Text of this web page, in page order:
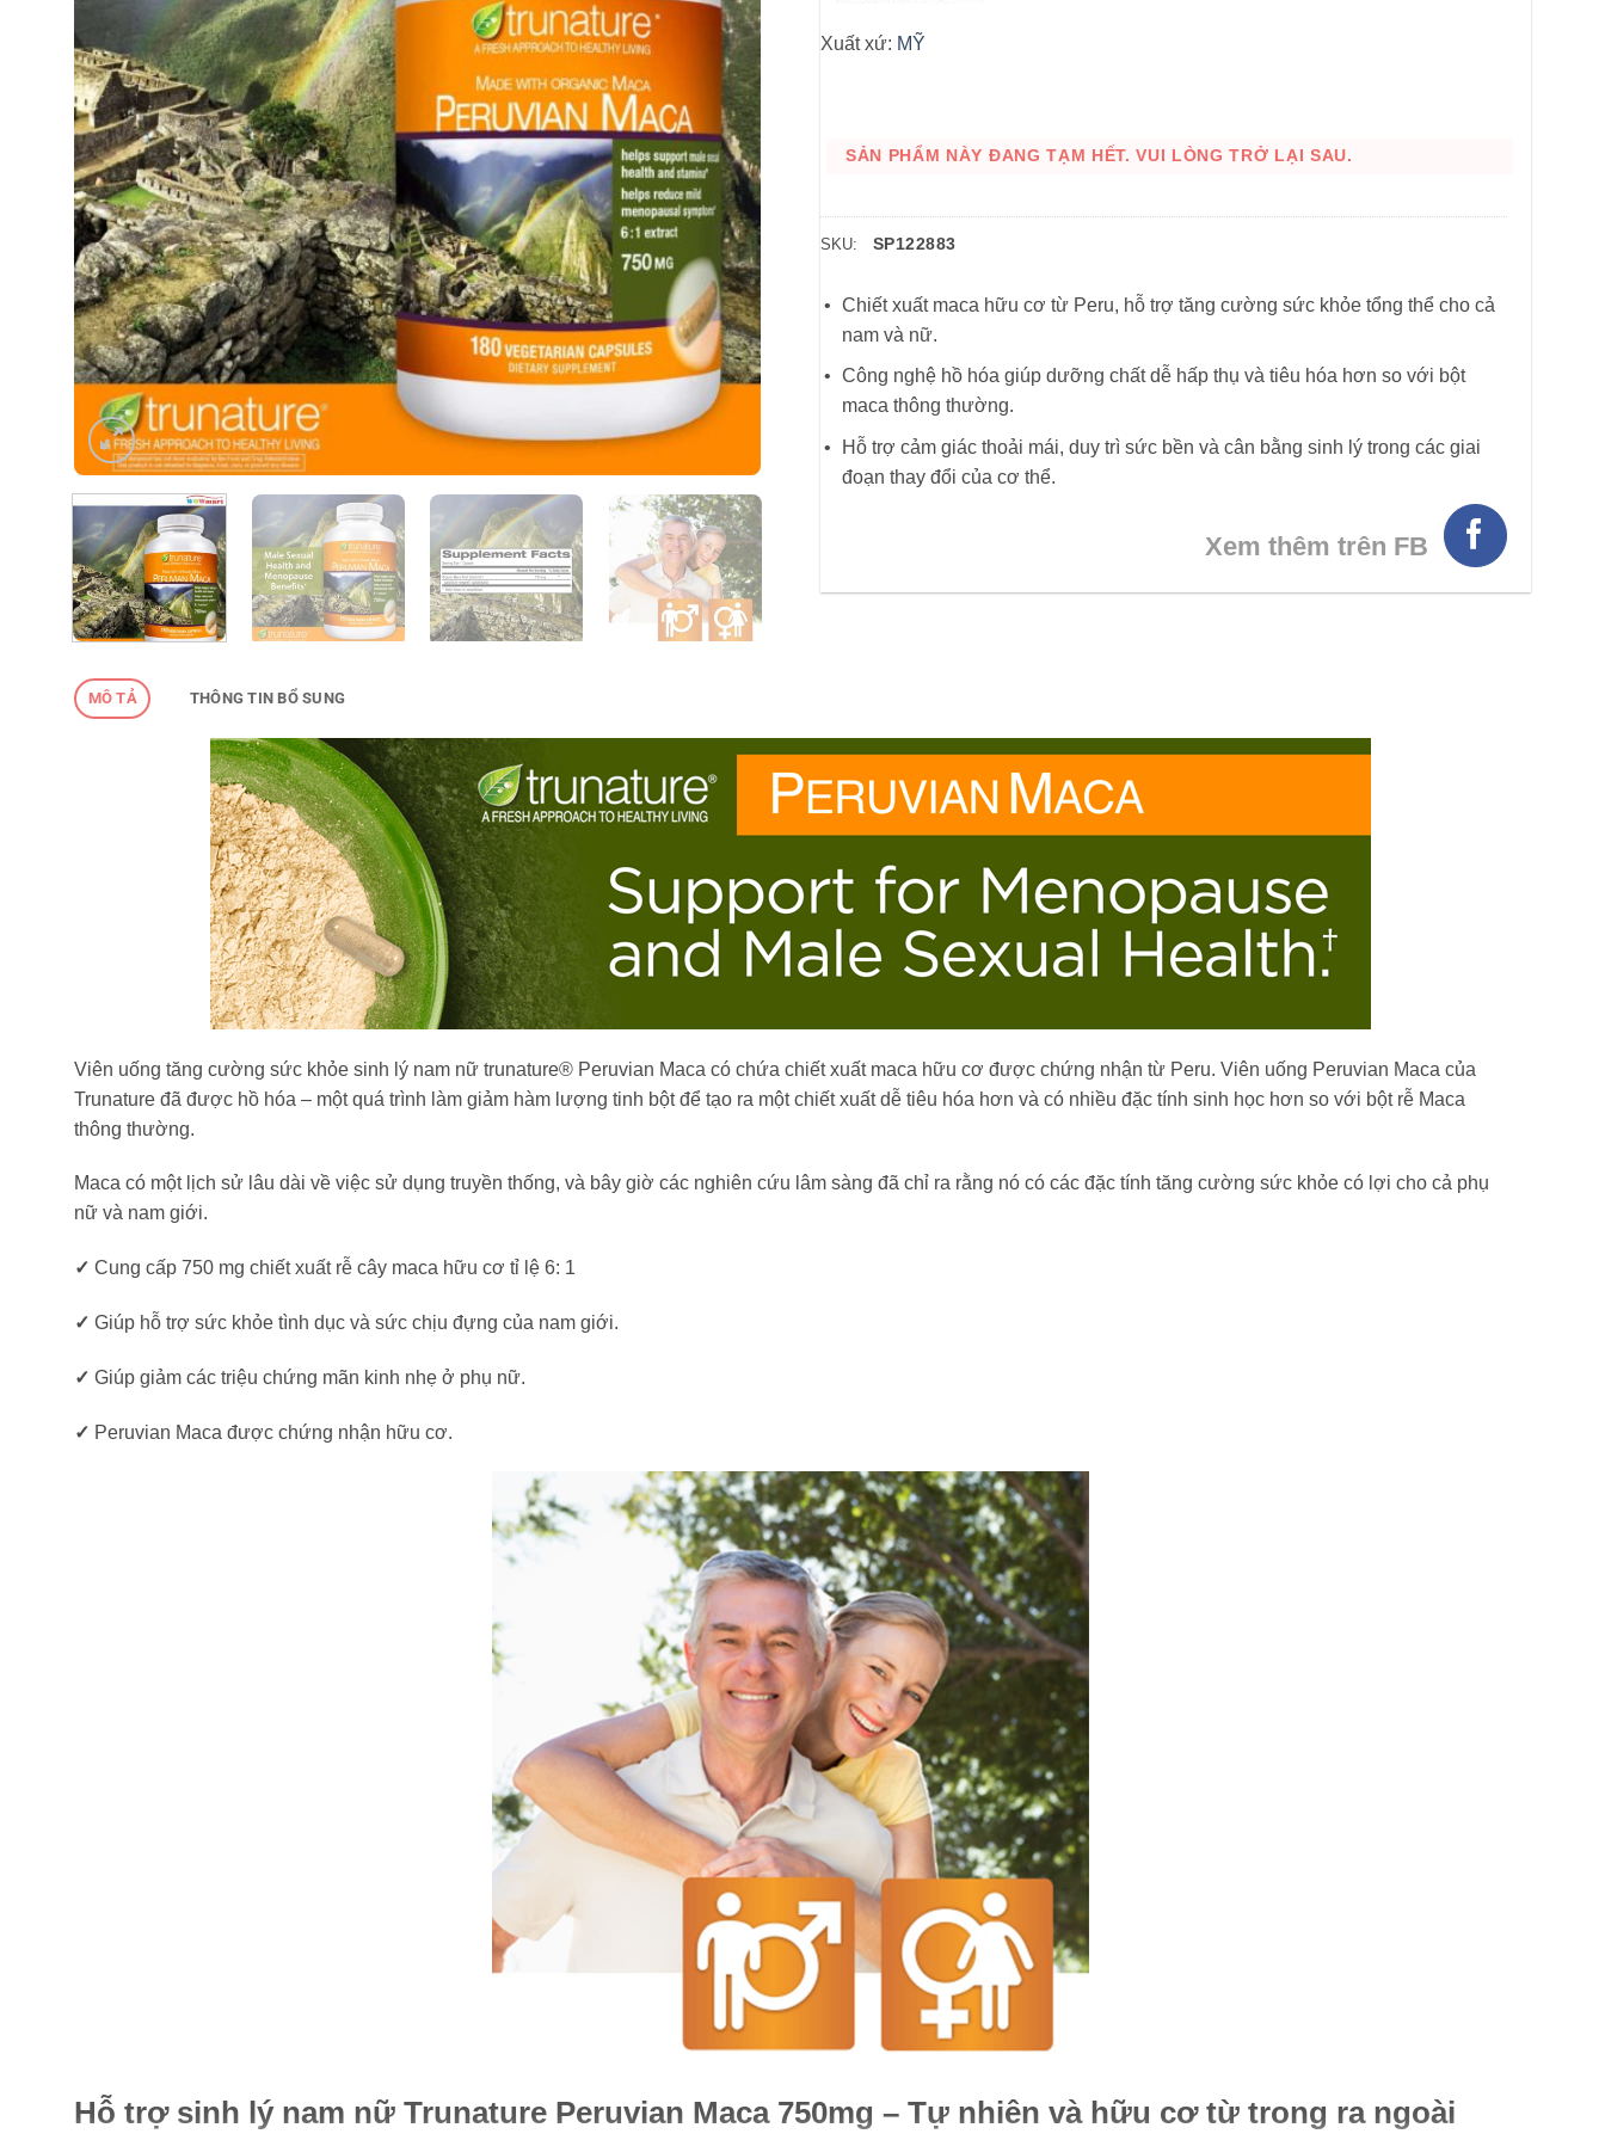
Xuất xứ: MỸ
SẢN PHẨM NÀY ĐANG TẠM HẾT. VUI LÒNG TRỞ LẠI SAU.
SKU: SP122883
Chiết xuất maca hữu cơ từ Peru, hỗ trợ tăng cường sức khỏe tổng thể cho cả
nam và nữ.
Công nghệ hồ hóa giúp dưỡng chất dễ hấp thụ và tiêu hóa hơn so với bột
maca thông thường.
Hỗ trợ cảm giác thoải mái, duy trì sức bền và cân bằng sinh lý trong các giai
đoạn thay đổi của cơ thể.
Xem thêm trên FB
MÔ TẢ THÔNG TIN BỔ SUNG
Viên uống tăng cường sức khỏe sinh lý nam nữ trunature® Peruvian Maca có chứa chiết xuất maca hữu cơ được chứng nhận từ Peru. Viên uống Peruvian Maca của
Trunature đã được hồ hóa – một quá trình làm giảm hàm lượng tinh bột để tạo ra một chiết xuất dễ tiêu hóa hơn và có nhiều đặc tính sinh học hơn so với bột rễ Maca
thông thường.
Maca có một lịch sử lâu dài về việc sử dụng truyền thống, và bây giờ các nghiên cứu lâm sàng đã chỉ ra rằng nó có các đặc tính tăng cường sức khỏe có lợi cho cả phụ
nữ và nam giới.
✓ Cung cấp 750 mg chiết xuất rễ cây maca hữu cơ tỉ lệ 6: 1
✓ Giúp hỗ trợ sức khỏe tình dục và sức chịu đựng của nam giới.
✓ Giúp giảm các triệu chứng mãn kinh nhẹ ở phụ nữ.
✓ Peruvian Maca được chứng nhận hữu cơ.
Hỗ trợ sinh lý nam nữ Trunature Peruvian Maca 750mg – Tự nhiên và hữu cơ từ trong ra ngoài